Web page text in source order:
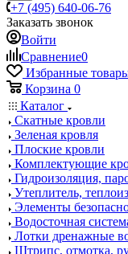
+7 (495) 640-06-76
Заказать звонок
Войти
Сравнение0
Избранные
Корзина 0
Каталог
Скатные кровли
Зеленая кровля
Плоские кровли
Комплектующие
Гидроизоляция,
Утеплитель,
Элементы
Водосточная
Лотки дренажные
Штрипс, отмотка,